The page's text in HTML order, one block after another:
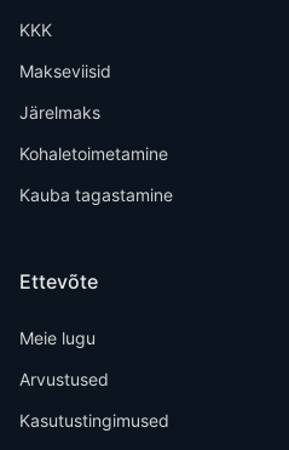
KKK
Makseviisid
Järelmaks
Kohaletoimetamine
Kauba tagastamine
Ettevõte
Meie lugu
Arvustused
Kasutustingimused